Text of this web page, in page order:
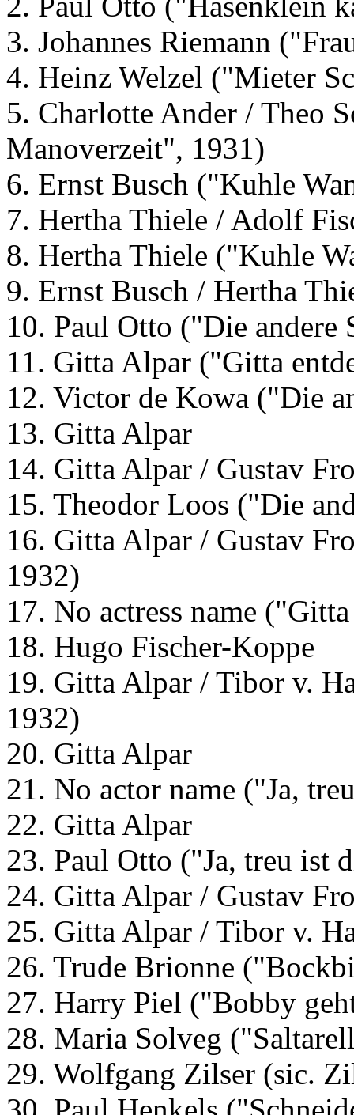
3. Johannes Riemann
4. Heinz Welzel ("Mieter
5. Charlotte Ander / Theo
Manoverzeit", 1931)
6. Ernst Busch ("Kuhle
7. Hertha Thiele / Adolf
8. Hertha Thiele ("Kuhle
9. Ernst Busch / Hertha
10. Paul Otto ("Die andere
11. Gitta Alpar ("Gitta
12. Victor de Kowa ("Die
13. Gitta Alpar
14. Gitta Alpar / Gustav
15. Theodor Loos ("Die
16. Gitta Alpar / Gustav
1932)
17. No actress name
18. Hugo Fischer-Koppe
19. Gitta Alpar / Tibor v.
1932)
20. Gitta Alpar
21. No actor name ("Ja,
22. Gitta Alpar
23. Paul Otto ("Ja, treu ist
24. Gitta Alpar / Gustav
25. Gitta Alpar / Tibor v.
26. Trude Brionne
27. Harry Piel ("Bobby
28. Maria Solveg
29. Wolfgang Zilser (sic.